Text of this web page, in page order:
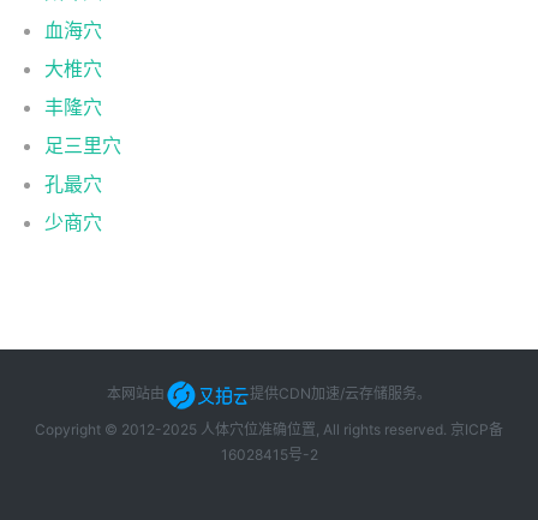
血海穴
大椎穴
丰隆穴
足三里穴
孔最穴
少商穴
本网站由 提供CDN加速/云存储服务。
Copyright © 2012-2025 人体穴位准确位置, All rights reserved. 京ICP备
16028415号-2